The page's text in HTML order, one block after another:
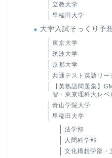
立教大学
早稲田大学
大学入試そっくり予
東京大学
筑波大学
京都大学
共通テスト英語リー
【英熟語問題集】
智・東京理科大レベ
青山学院大学
早稲田大学
法学部
人間科学部
文化構想学部・